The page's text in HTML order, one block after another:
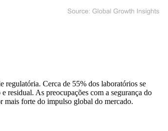
regulatória. Cerca de 55% dos laboratórios se
residual. As preocupações com a segurança do
mais forte do impulso global do mercado.